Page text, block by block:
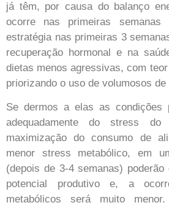
já têm, por causa do balanço
ocorre nas primeiras semanas
estratégia nas primeiras 3
recuperação hormonal e na
dietas menos agressivas, com
priorizando o uso de volumosos de
Se dermos a elas as condições
adequadamente do stress
maximização do consumo de
menor stress metabólico, em
(depois de 3-4 semanas)
potencial produtivo e, a
metabólicos será muito